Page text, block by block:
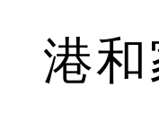
港